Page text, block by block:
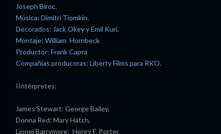
Joseph Biroc.
Música: Dimitri Tiomkin.
Decorados: Jack Okey y Emil Kuri.
Montaje: William Hornbeck.
Productor: Frank Capra
Compañías producoras: Liberty Films para RKO.
IIntérpretes:
James Stewart: George Bailey,
Donna Red: Mary Hatch,
Lionel Barrymore: Henry F. Porter,